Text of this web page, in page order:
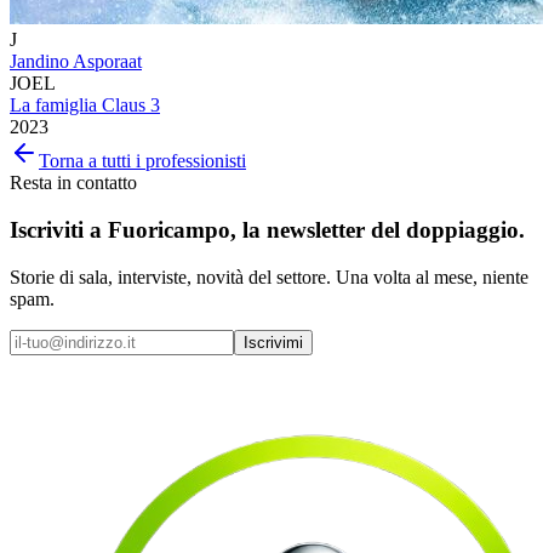
J
Jandino Asporaat
JOEL
La famiglia Claus 3
2023
Torna a tutti i professionisti
Resta in contatto
Iscriviti a Fuoricampo, la newsletter del doppiaggio.
Storie di sala, interviste, novità del settore. Una volta al mese, niente
spam.
Iscrivimi